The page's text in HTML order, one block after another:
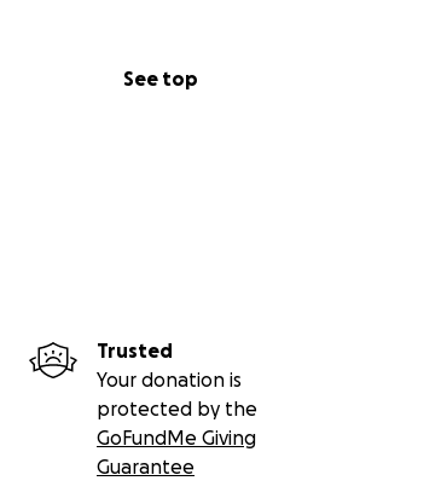
See top
Trusted
Your donation is
protected by the
GoFundMe Giving
Guarantee